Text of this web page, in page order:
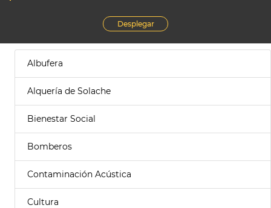
Desplegar
Albufera
Alquería de Solache
Bienestar Social
Bomberos
Contaminación Acústica
Cultura